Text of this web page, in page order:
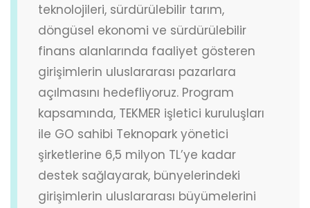
teknolojileri, sürdürülebilir tarım,
döngüsel ekonomi ve sürdürülebilir
finans alanlarında faaliyet gösteren
girişimlerin uluslararası pazarlara
açılmasını hedefliyoruz. Program
kapsamında, TEKMER işletici kuruluşları
ile GO sahibi Teknopark yönetici
şirketlerine 6,5 milyon TL’ye kadar
destek sağlayarak, bünyelerindeki
girişimlerin uluslararası büyümelerini